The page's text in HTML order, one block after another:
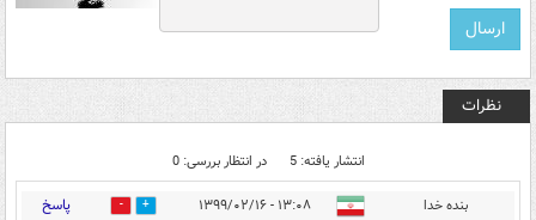
نظرات
انتشار یافته: 5 در انتظار بررسی: 0
بنده خدا ۱۳:۰۸ - ۱۳۹۹/۰۲/۱۶ 8 پاسخ